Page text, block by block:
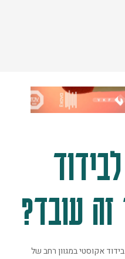
עובד?
אקוסטי במגוון רחב של